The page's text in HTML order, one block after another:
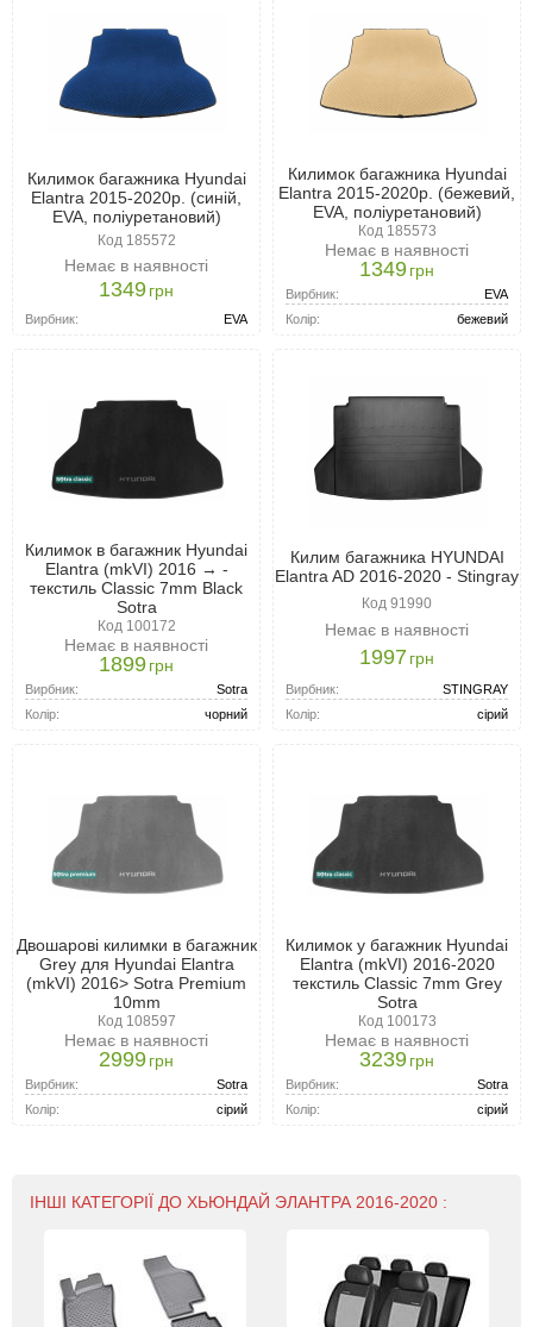
Килимок багажника Hyundai
Elantra 2015-2020р. (синій,
EVA, поліуретановий)
Код 185572
Немає в наявності
1349грн
Вирбник: EVA
Килимок багажника Hyundai
Elantra 2015-2020р. (бежевий,
EVA, поліуретановий)
Код 185573
Немає в наявності
1349грн
Вирбник:
EVA
Колір:
бежевий
Килимок в багажник Hyundai
Elantra (mkVI) 2016 → -
текстиль Classic 7mm Black
Sotra
Код 100172
Немає в наявності
1899грн
Вирбник:
Sotra
Колір:
чорний
Килим багажника HYUNDAI
Elantra AD 2016-2020 - Stingray
Код 91990
Немає в наявності
1997грн
Вирбник:
STINGRAY
Колір:
сірий
Двошарові килимки в багажник
Grey для Hyundai Elantra
(mkVI) 2016> Sotra Premium
10mm
Код 108597
Немає в наявності
2999грн
Вирбник:
Sotra
Колір:
сірий
Килимок у багажник Hyundai
Elantra (mkVI) 2016-2020
текстиль Classic 7mm Grey
Sotra
Код 100173
Немає в наявності
3239грн
Вирбник:
Sotra
Колір:
сірий
ІНШІ КАТЕГОРІЇ ДО ХЬЮНДАЙ ЭЛАНТРА 2016-2020 :